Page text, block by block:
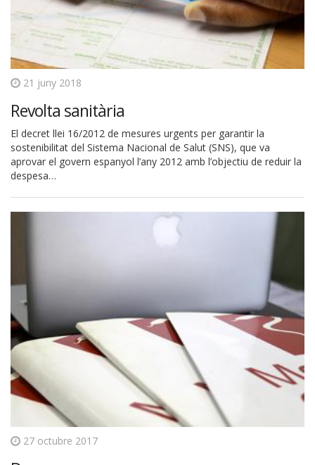
21 juny 2018
Revolta sanitària
El decret llei 16/2012 de mesures urgents per garantir la
sostenibilitat del Sistema Nacional de Salut (SNS), que va
aprovar el govern espanyol l’any 2012 amb l’objectiu de reduir la
despesa…
27 octubre 2017